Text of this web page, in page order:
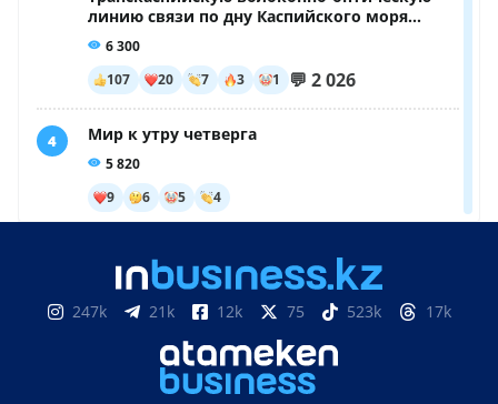
247k 21k 12k 75 523k 17k